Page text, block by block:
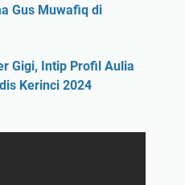
Gus Muwafiq di
Gigi, Intip Profil Aulia
Kerinci 2024